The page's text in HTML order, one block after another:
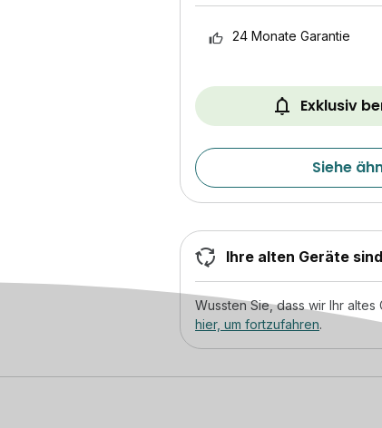
24 Monate Garantie
Exklusiv
Siehe
Ihre alten Geräte
Wussten Sie, dass wir Ihr
hier, um fortzufahren.